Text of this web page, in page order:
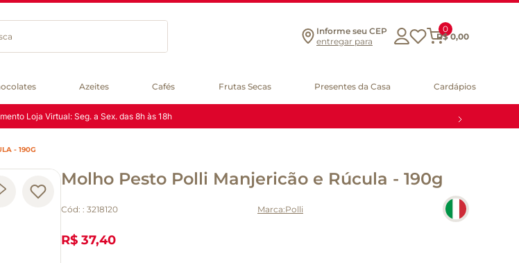
Informe seu CEP
entregar para
0
R$ 0,00
Azeites Cafés Frutas Secas Presentes da Casa Cardápios
Oficial:(11) 3897-5000
- 190G
Molho Pesto Polli Manjericão e Rúcula - 190g
Cód: : 3218120 Polli
R$ 37,40